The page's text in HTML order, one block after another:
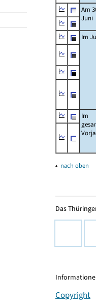
Am
Juni
Im
Im
▴ nach oben
Das
Copyright